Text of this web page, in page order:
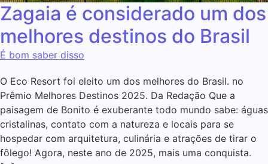
Zagaia é considerado um dos
melhores destinos do Brasil
É bom saber disso
O Eco Resort foi eleito um dos melhores do Brasil. no
Prêmio Melhores Destinos 2025. Da Redação Que a
paisagem de Bonito é exuberante todo mundo sabe: águas
cristalinas, contato com a natureza e locais para se
hospedar com arquitetura, culinária e atrações de tirar o
fôlego! Agora, neste ano de 2025, mais uma conquista.